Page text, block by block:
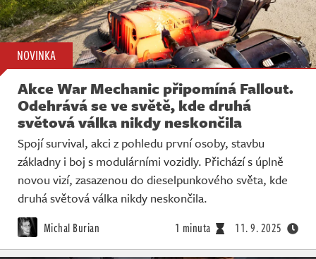
NOVINKA
Akce War Mechanic připomíná Fallout.
Odehrává se ve světě, kde druhá
světová válka nikdy neskončila
Spojí survival, akci z pohledu první osoby, stavbu
základny i boj s modulárními vozidly. Přichází s úplně
novou vizí, zasazenou do dieselpunkového světa, kde
druhá světová válka nikdy neskončila.
Michal Burian 1 minuta 11. 9. 2025